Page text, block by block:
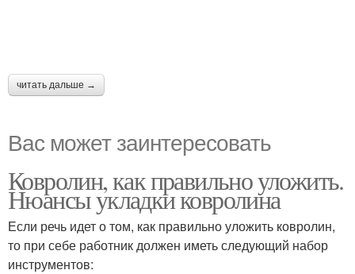
читать дальше →
Вас может заинтересовать
Ковролин, как правильно уложить.
Нюансы укладки ковролина
Если речь идет о том, как правильно уложить ковролин,
то при себе работник должен иметь следующий набор
инструментов: